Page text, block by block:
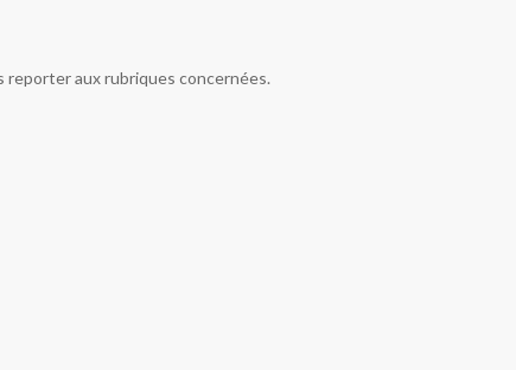
reporter aux rubriques concernées.